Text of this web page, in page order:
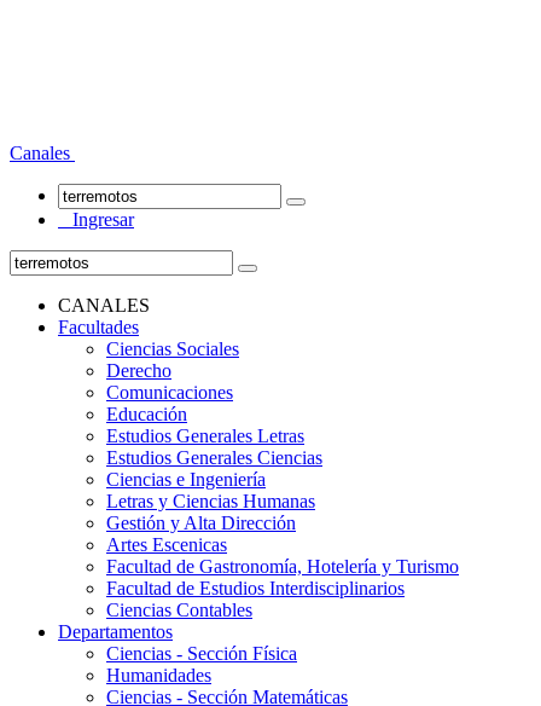
Canales
Ingresar
CANALES
Facultades
Ciencias Sociales
Derecho
Comunicaciones
Educación
Estudios Generales Letras
Estudios Generales Ciencias
Ciencias e Ingeniería
Letras y Ciencias Humanas
Gestión y Alta Dirección
Artes Escenicas
Facultad de Gastronomía, Hotelería y Turismo
Facultad de Estudios Interdisciplinarios
Ciencias Contables
Departamentos
Ciencias - Sección Física
Humanidades
Ciencias - Sección Matemáticas